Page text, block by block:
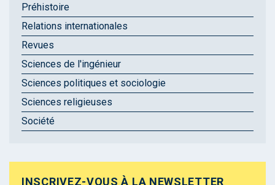
Préhistoire
Relations internationales
Revues
Sciences de l'ingénieur
Sciences politiques et sociologie
Sciences religieuses
Société
INSCRIVEZ-VOUS À LA NEWSLETTER